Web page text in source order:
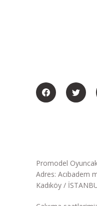
Promodel
Adres: Acıbadem
Kadıköy /